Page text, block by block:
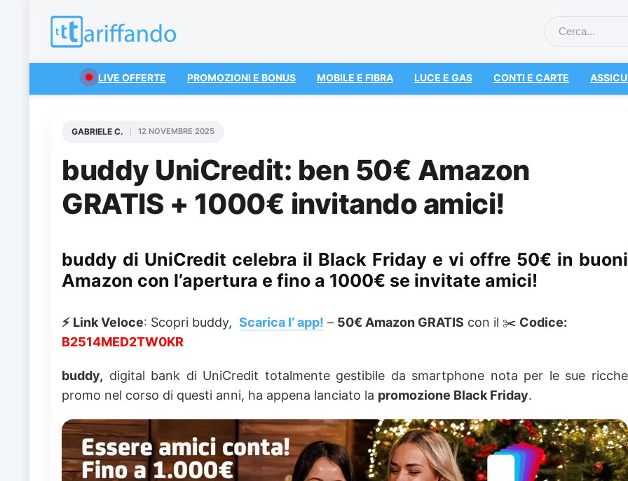
LIVE OFFERTE PROMOZIONI E BONUS MOBILE E FIBRA LUCE E GAS CONTI E CARTE
buddy UniCredit: ben 50€ Amazon
GRATIS + 1000€ invitando amici!
GABRIELE C. 12 NOVEMBRE 2025
buddy di UniCredit celebra il Black Friday e vi offre 50€ in buoni
Amazon con l’apertura e fino a 1000€ se invitate amici!
⚡ Link Veloce: Scopri buddy, Scarica l’ app! – 50€ Amazon GRATIS con il ✂️ Codice:
B2514MED2TW0KR
buddy, digital bank di UniCredit totalmente gestibile da smartphone nota per le sue ricche
promo nel corso di questi anni, ha appena lanciato la promozione Black Friday.